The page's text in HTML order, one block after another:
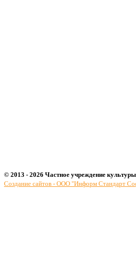
© 2013 - 2026 Частное учреждение
Создание сайтов - ООО "Информ Стандарт